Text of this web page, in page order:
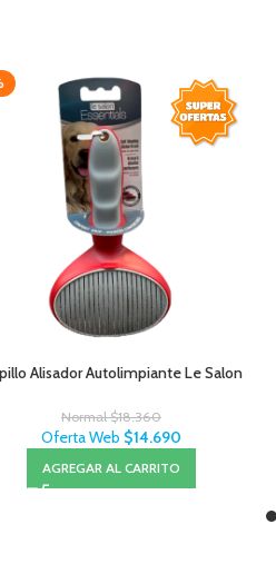
Alisador Autolimpiante Le Salon
Normal$18.360
Oferta Web $14.690
AGREGAR AL CARRITO